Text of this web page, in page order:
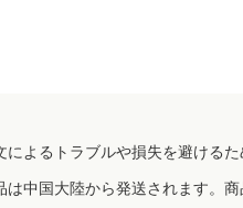
よるトラブルや損失を避ける
中国大陸から発送されます。